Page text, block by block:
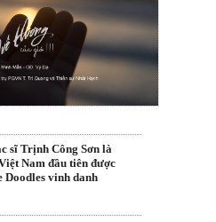
sĩ Trịnh Công Sơn là
Nam đầu tiên được
Doodles vinh danh